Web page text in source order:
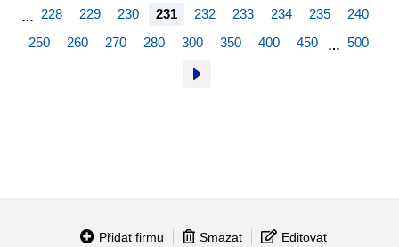
… 228 229 230 231 232 233 234 235
240
250
260 270 280 300 350 400 450 … 500
Přidat firmu Smazat
Editovat